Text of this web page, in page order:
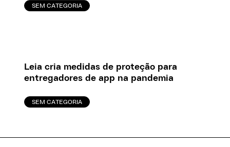
SEM CATEGORIA
Leia cria medidas de proteção para
entregadores de app na pandemia
SEM CATEGORIA